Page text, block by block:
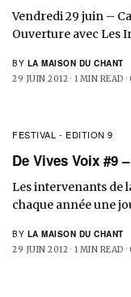
Vendredi 29 juin –
Ouverture avec Les
BY LA MAISON DU CHANT
29 JUIN 2012 1 MIN READ
FESTIVAL - EDITION 9
De Vives Voix #9
Les intervenants de
chaque année une
BY LA MAISON DU CHANT
29 JUIN 2012 1 MIN READ